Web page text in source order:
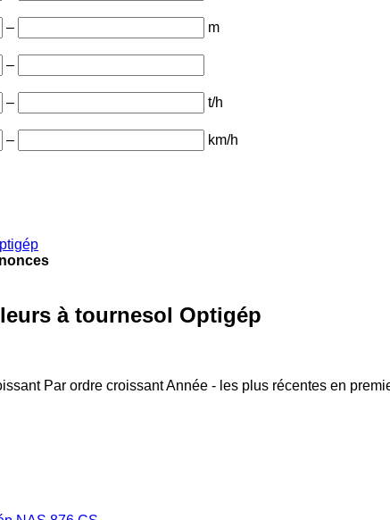
–
m
–
–
t/h
–
km/h
à tournesol Optigép
Par ordre croissantAnnée - les plus récentes en